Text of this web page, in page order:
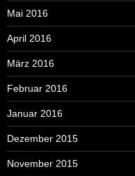
Mai 2016
April 2016
März 2016
Februar 2016
Januar 2016
Dezember 2015
November 2015